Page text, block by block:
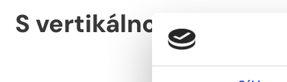
S vertikálnou